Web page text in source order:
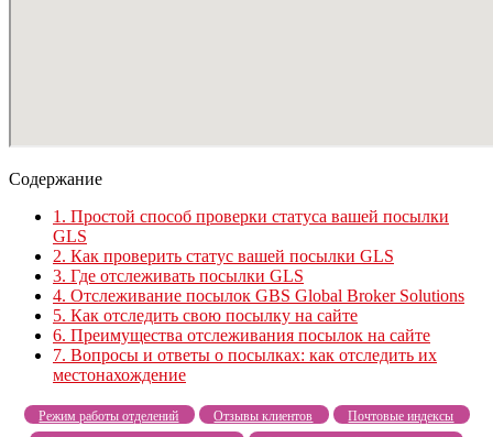
Содержание
1. Простой способ проверки статуса вашей посылки
GLS
2. Как проверить статус вашей посылки GLS
3. Где отслеживать посылки GLS
4. Отслеживание посылок GBS Global Broker Solutions
5. Как отследить свою посылку на сайте
6. Преимущества отслеживания посылок на сайте
7. Вопросы и ответы о посылках: как отследить их
местонахождение
Режим работы отделений Отзывы клиентов
Почтовые индексы